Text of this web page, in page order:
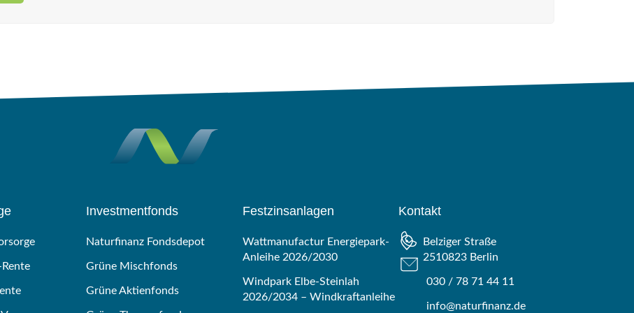
Investmentfonds
Naturfinanz Fondsdepot
Grüne Mischfonds
Grüne Aktienfonds
Festzinsanlagen
Wattmanufactur Energiepark-
Anleihe 2026/2030
Windpark Elbe-Steinlah
2026/2034 – Windkraftanleihe
Kontakt
Belziger Straße
2510823 Berlin
030 / 78 71 44 11
info@naturfinanz.de